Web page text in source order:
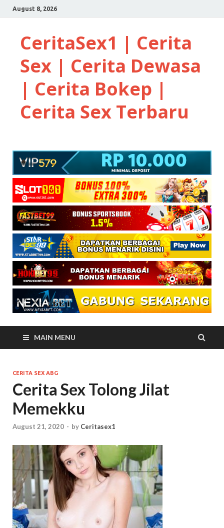
August 8, 2026
CeritaSex1 | Cerita
Sex | Cerita Dewasa
| Cerita Bokep |
Cerita Sex Terbaru
MAIN MENU
CERITA SEX ABG
Cerita Sex Tolong Jilat
Memekku
August 21, 2020 - by Ceritasex1